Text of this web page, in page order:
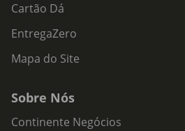
Cartão Dá
EntregaZero
Mapa do Site
Sobre Nós
Continente Negócios